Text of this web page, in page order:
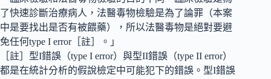
了快速診斷治療病人，法醫毒物檢驗是為了論罪（本案
中是要找出是否有被餵藥），所以法醫毒物是絕對要避
免任何type I error［註］。」
［註］型I錯誤（type I error）與型II錯誤（type II error）
都是在統計分析的假說檢定中可能犯下的錯誤。型I錯誤